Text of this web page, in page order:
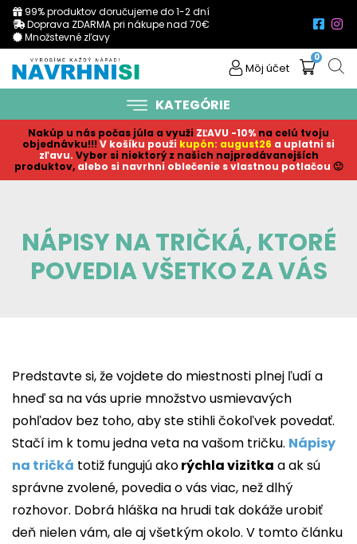
99% produktov doručujeme do 1-2 dní
Doprava ZDARMA pri nákupe nad 70€
Množstevné zľavy
Môj účet
0
KATEGÓRIE
Nakúp u nás počas júla a využi ZĽAVU -10% na celú tvoju
objednávku!!! V košíku použi kupón: august26 a uplatni si
zľavu. Vyber si niektorý z našich najpredávanejších
produktov, alebo si navrhni oblečenie s vlastnou potlačou 🙂
NÁPISY NA TRIČKÁ, KTORÉ
POVEDIA VŠETKO ZA VÁS
Predstavte si, že vojdete do miestnosti plnej ľudí a
hneď sa na vás uprie množstvo usmievavých
pohľadov bez toho, aby ste stihli čokoľvek povedať.
Stačí im k tomu jedna veta na vašom tričku. Nápisy
na tričká totiž fungujú akorýchla vizitka a ak sú
správne zvolené, povedia o vás viac, než dlhý
rozhovor. Dobrá hláška na hrudi tak dokáže urobiť
deň nielen vám, ale aj všetkým okolo. V tomto článku